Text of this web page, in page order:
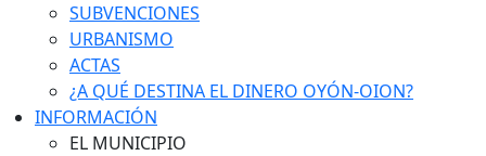
SUBVENCIONES
URBANISMO
ACTAS
¿A QUÉ DESTINA EL DINERO OYÓN-OION?
INFORMACIÓN
EL MUNICIPIO